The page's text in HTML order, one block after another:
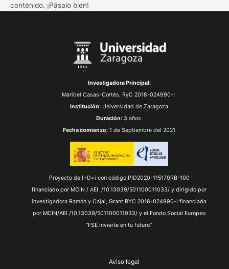
contenido. ¡Pásalo bien!
Investigadora Principal:
Maribel Casas-Cortés, RyC 2018-024990-I
Institución: Universidad de Zaragoza
Duración:3 años
Fecha comienzo: 1 de Septiembre del 2021
Proyecto de I+D+i con código PID2020-115170RB-100
financiado por MCIN / AEI /10.13039/501100011033/ y dirigido por
investigadora Ramón y Cajal, Grant RYC 2018-024990-I financiada
por MCIN/AEI /10.13039/501100011033/ y el Fondo Social Europeo
"FSE invierte en tu futuro”.
Aviso legal